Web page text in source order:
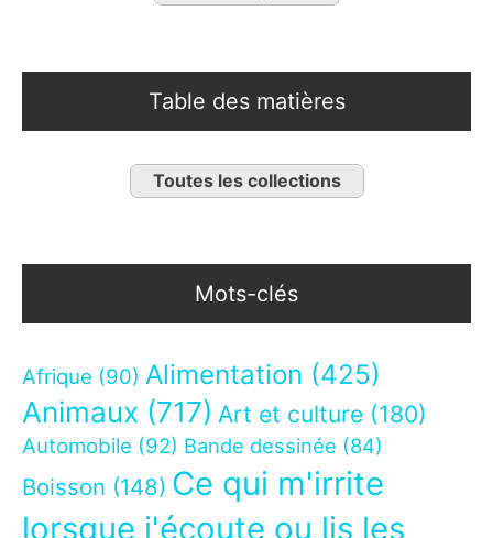
Table des matières
Toutes les collections
Mots-clés
Afrique (90) Alimentation (425)
Animaux (717) Art et culture (180)
Automobile (92) Bande dessinée (84)
Boisson (148) Ce qui m'irrite
lorsque j'écoute ou lis les